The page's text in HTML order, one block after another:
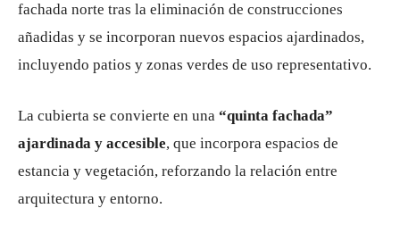
fachada norte tras la eliminación de construcciones
añadidas y se incorporan nuevos espacios ajardinados,
incluyendo patios y zonas verdes de uso representativo.
La cubierta se convierte en una “quinta fachada”
ajardinada y accesible, que incorpora espacios de
estancia y vegetación, reforzando la relación entre
arquitectura y entorno.